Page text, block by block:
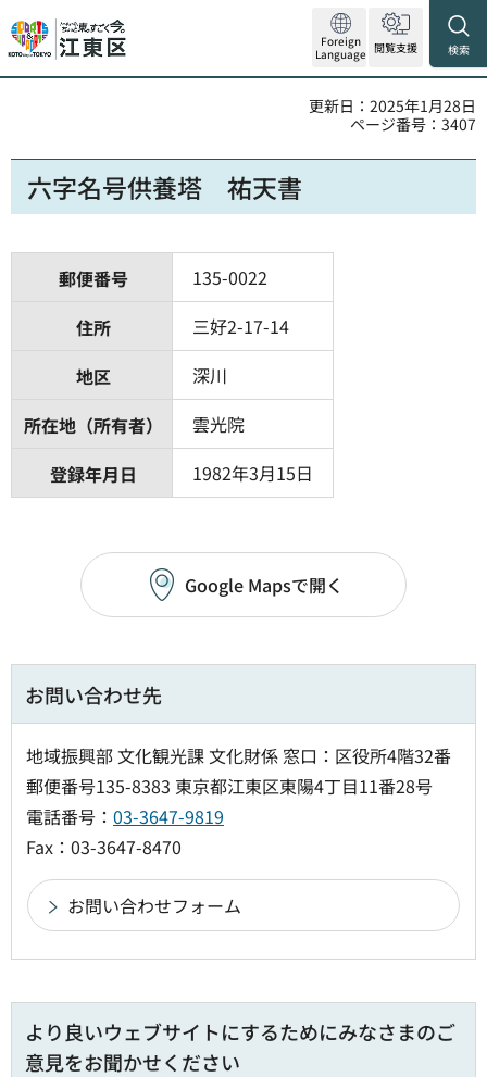
Foreign
Language 閲覧支援 検索
更新日：2025年1月28日
ページ番号：3407
六字名号供養塔 祐天書
郵便番号
135-0022
住所
三好2-17-14
地区
深川
所在地（所有者）
雲光院
登録年月日
1982年3月15日
Google Mapsで開く
お問い合わせ先
地域振興部 文化観光課 文化財係 窓口：区役所4階32番
郵便番号135-8383 東京都江東区東陽4丁目11番28号
電話番号： 03-3647-9819
Fax：03-3647-8470
より良いウェブサイトにするためにみなさまのご
意見をお聞かせください